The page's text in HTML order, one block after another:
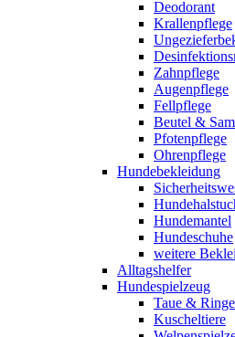
Deodorant
Krallenpflege
Zahnpflege
Augenpflege
Fellpflege
Beutel &
Pfotenpflege
Ohrenpflege
Hundebekleidung
Hundemantel
Hundeschuhe
weitere
Alltagshelfer
Hundespielzeug
Taue & Ringe
Kuscheltiere